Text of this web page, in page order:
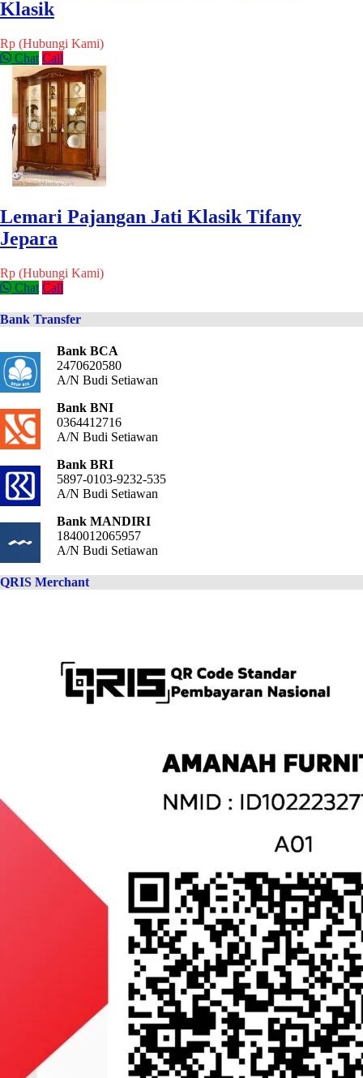
Klasik
Rp (Hubungi Kami)
Chat Call
Lemari Pajangan Jati Klasik Tifany
Jepara
Rp (Hubungi Kami)
Chat Call
Bank Transfer
Bank BCA
2470620580
A/N Budi Setiawan
Bank BNI
0364412716
A/N Budi Setiawan
Bank BRI
5897-0103-9232-535
A/N Budi Setiawan
Bank MANDIRI
1840012065957
A/N Budi Setiawan
QRIS Merchant